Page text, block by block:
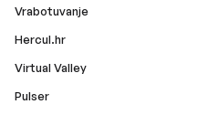
Vrabotuvanje
Hercul.hr
Virtual Valley
Pulser